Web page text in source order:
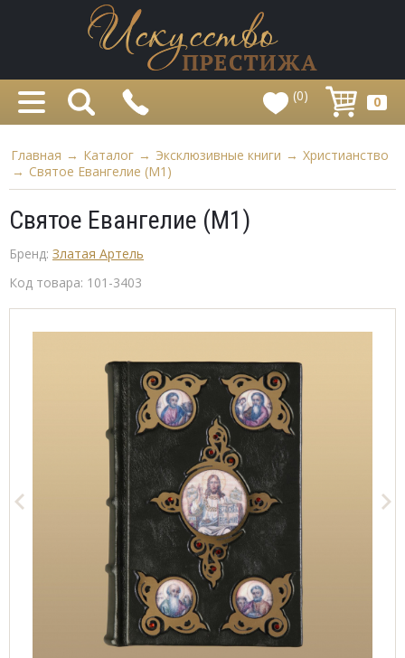
(0) 0
Главная → Каталог → Эксклюзивные книги → Христианство
→ Святое Евангелие (M1)
Святое Евангелие (M1)
Бренд: Златая Артель
Код товара: 101-3403